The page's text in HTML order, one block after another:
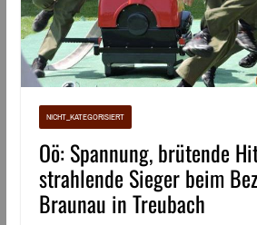
NICHT_KATEGORISIERT
Oö: Spannung, brütende
strahlende Sieger beim
Braunau in Treubach